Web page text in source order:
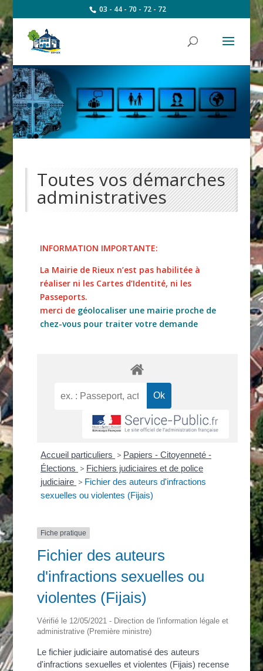
03 - 44 - 70 - 72 - 72
Toutes vos démarches
administratives
INFORMATION IMPORTANTE:
La Mairie de Rieux n’est pas habilitée à
réaliser ni les Cartes d’Identité, ni les
Passeports.
merci de géolocaliser une mairie proche de
chez-vous pour traiter votre demande
Accueil particuliers > Papiers - Citoyenneté -
Élections > Fichiers judiciaires et de police
judiciaire > Fichier des auteurs d'infractions
sexuelles ou violentes (Fijais)
Fiche pratique
Fichier des auteurs
d'infractions sexuelles ou
violentes (Fijais)
Vérifié le 12/05/2021 - Direction de l'information légale et
administrative (Première ministre)
Le fichier judiciaire automatisé des auteurs
d'infractions sexuelles et violentes (Fijais) recense